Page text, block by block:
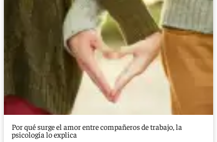
Por qué surge el amor entre compañeros de trabajo, la
psicología lo explica